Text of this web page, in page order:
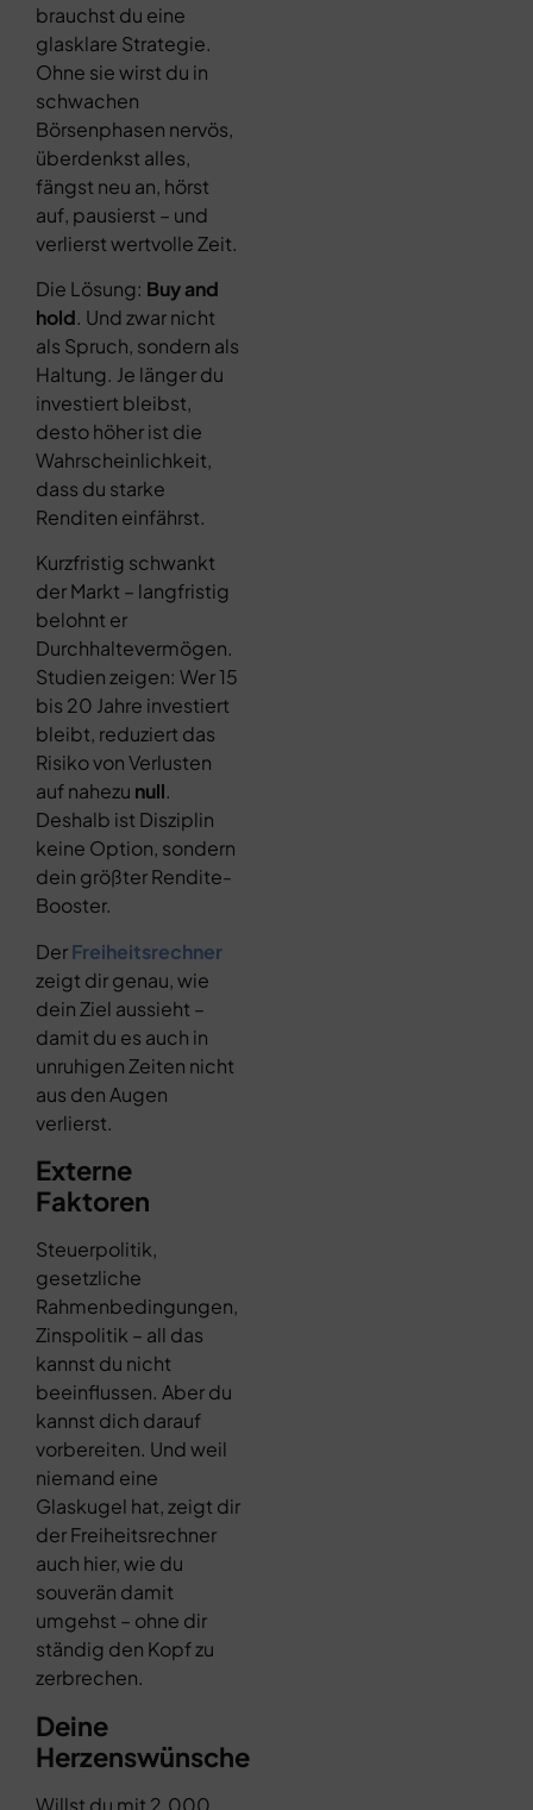
brauchst du eine
glasklare Strategie.
Ohne sie wirst du in
schwachen
Börsenphasen nervös,
überdenkst alles,
fängst neu an, hörst
auf, pausierst – und
verlierst wertvolle Zeit.
Die Lösung: Buy and
hold. Und zwar nicht
als Spruch, sondern als
Haltung. Je länger du
investiert bleibst,
desto höher ist die
Wahrscheinlichkeit,
dass du starke
Renditen einfährst.
Kurzfristig schwankt
der Markt – langfristig
belohnt er
Durchhaltevermögen.
Studien zeigen: Wer 15
bis 20 Jahre investiert
bleibt, reduziert das
Risiko von Verlusten
auf nahezu null.
Deshalb ist Disziplin
keine Option, sondern
dein größter Rendite-
Booster.
DerFreiheitsrechner
zeigt dir genau, wie
dein Ziel aussieht –
damit du es auch in
unruhigen Zeiten nicht
aus den Augen
verlierst.
Externe
Faktoren
Steuerpolitik,
gesetzliche
Rahmenbedingungen,
Zinspolitik – all das
kannst du nicht
beeinflussen. Aber du
kannst dich darauf
vorbereiten. Und weil
niemand eine
Glaskugel hat, zeigt dir
der Freiheitsrechner
auch hier, wie du
souverän damit
umgehst – ohne dir
ständig den Kopf zu
zerbrechen.
Deine
Herzenswünsche
Willst du mit 2.000